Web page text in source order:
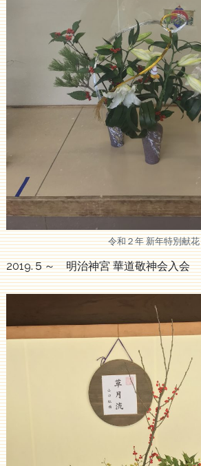
令和２年 新年特別献花
2019.５～ 明治神宮 華道敬神会入会